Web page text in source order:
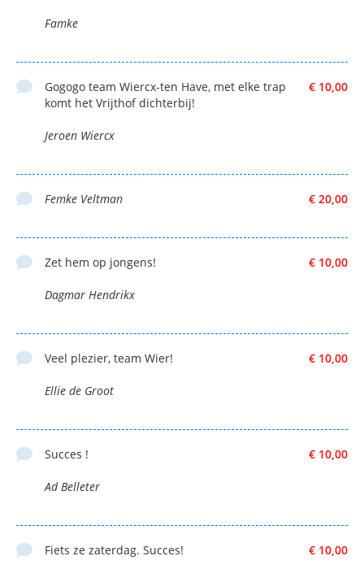
Famke
€ 10,00
Gogogo team Wiercx-ten Have, met elke trap
komt het Vrijthof dichterbij!
Jeroen Wiercx
€ 20,00
Femke Veltman
€ 10,00
Zet hem op jongens!
Dagmar Hendrikx
€ 10,00
Veel plezier, team Wier!
Ellie de Groot
€ 10,00
Succes !
Ad Belleter
€ 10,00
Fiets ze zaterdag. Succes!